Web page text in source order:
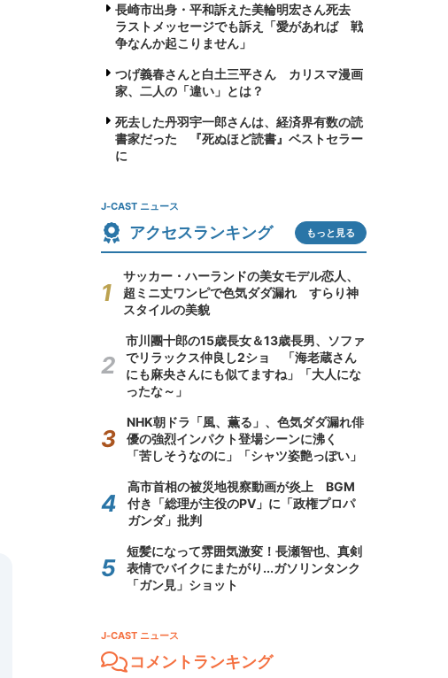
長崎市出身・平和訴えた美輪明宏さん死去
ラストメッセージでも訴え「愛があれば 戦
争なんか起こりません」
つげ義春さんと白土三平さん カリスマ漫画
家、二人の「違い」とは？
死去した丹羽宇一郎さんは、経済界有数の読
書家だった 『死ぬほど読書』ベストセラー
に
J-CAST ニュース
アクセスランキング もっと見る
サッカー・ハーランドの美女モデル恋人、
超ミニ丈ワンピで色気ダダ漏れ すらり神
スタイルの美貌
市川團十郎の15歳長女＆13歳長男、ソファ
でリラックス仲良し2ショ 「海老蔵さん
にも麻央さんにも似てますね」「大人にな
ったな～」
NHK朝ドラ「風、薫る」、色気ダダ漏れ俳
優の強烈インパクト登場シーンに沸く
「苦しそうなのに」「シャツ姿艶っぽい」
高市首相の被災地視察動画が炎上 BGM
付き「総理が主役のPV」に「政権プロパ
ガンダ」批判
短髪になって雰囲気激変！長瀬智也、真剣
表情でバイクにまたがり...ガソリンタンク
「ガン見」ショット
J-CAST ニュース
コメントランキング